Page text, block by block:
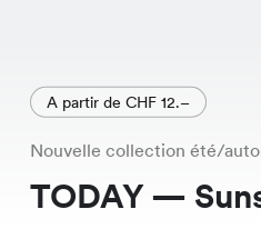
A partir de CHF 12.–
Nouvelle collection été/
TODAY —